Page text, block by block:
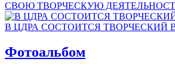
СВОЮ ТВОРЧЕСКУЮ
В ЦДРА СОСТОИТСЯ ТВОРЧЕСКИЙ
Фотоальбом